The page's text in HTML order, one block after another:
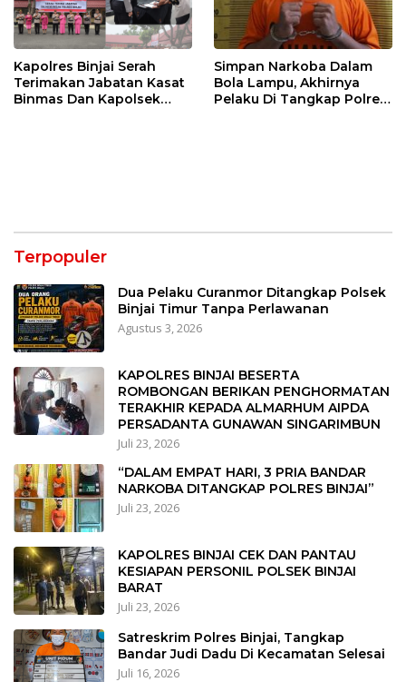
Kapolres Binjai Serah
Terimakan Jabatan Kasat
Binmas Dan Kapolsek
Simpan Narkoba Dalam
Bola Lampu, Akhirnya
Pelaku Di Tangkap Polres
Terpopuler
Dua Pelaku Curanmor Ditangkap Polsek
Binjai Timur Tanpa Perlawanan
Agustus 3, 2026
KAPOLRES BINJAI BESERTA
ROMBONGAN BERIKAN PENGHORMATAN
TERAKHIR KEPADA ALMARHUM AIPDA
PERSADANTA GUNAWAN SINGARIMBUN
Juli 23, 2026
“DALAM EMPAT HARI, 3 PRIA BANDAR
NARKOBA DITANGKAP POLRES BINJAI”
Juli 23, 2026
KAPOLRES BINJAI CEK DAN PANTAU
KESIAPAN PERSONIL POLSEK BINJAI
BARAT
Juli 23, 2026
Satreskrim Polres Binjai, Tangkap
Bandar Judi Dadu Di Kecamatan Selesai
Juli 16, 2026